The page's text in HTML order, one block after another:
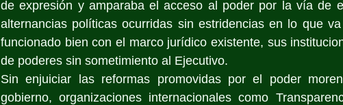
de expresión y amparaba el acceso al poder por la vía de
alternancias políticas ocurridas sin estridencias en lo que
funcionado bien con el marco jurídico existente, sus
de poderes sin sometimiento al Ejecutivo.
Sin enjuiciar las reformas promovidas por el poder
gobierno, organizaciones internacionales como